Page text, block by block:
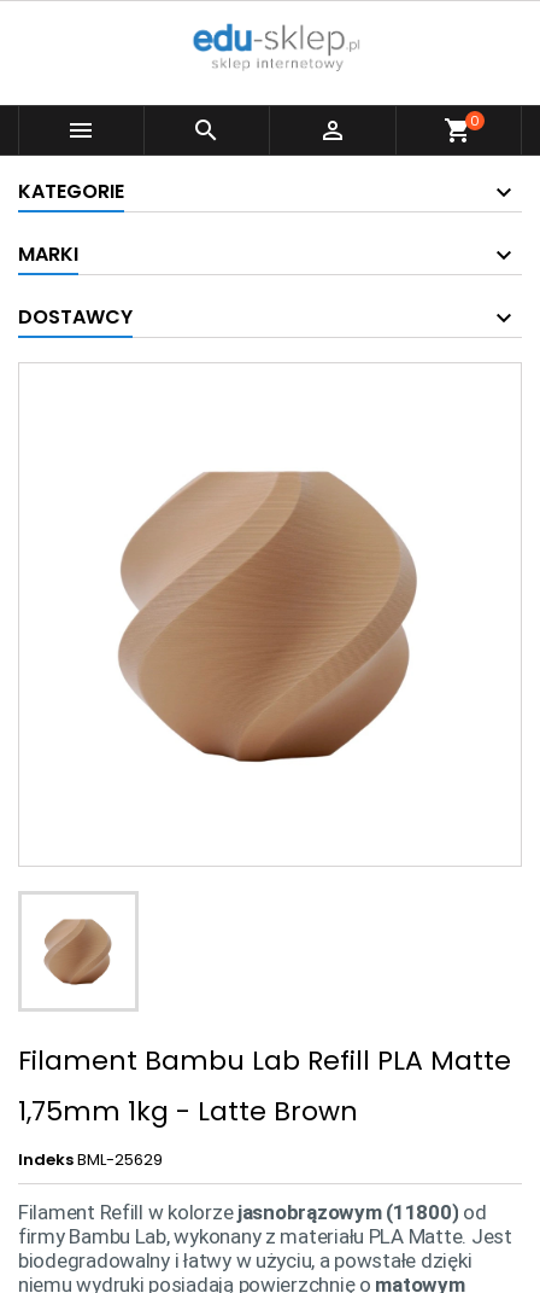
   shopping_cart0
KATEGORIE
MARKI
DOSTAWCY
Filament Bambu Lab Refill PLA Matte
1,75mm 1kg - Latte Brown
IndeksBML-25629
Filament Refill w kolorze jasnobrązowym (11800) od
firmy Bambu Lab, wykonany z materiału PLA Matte. Jest
biodegradowalny i łatwy w użyciu, a powstałe dzięki
niemu wydruki posiadają powierzchnię o matowym